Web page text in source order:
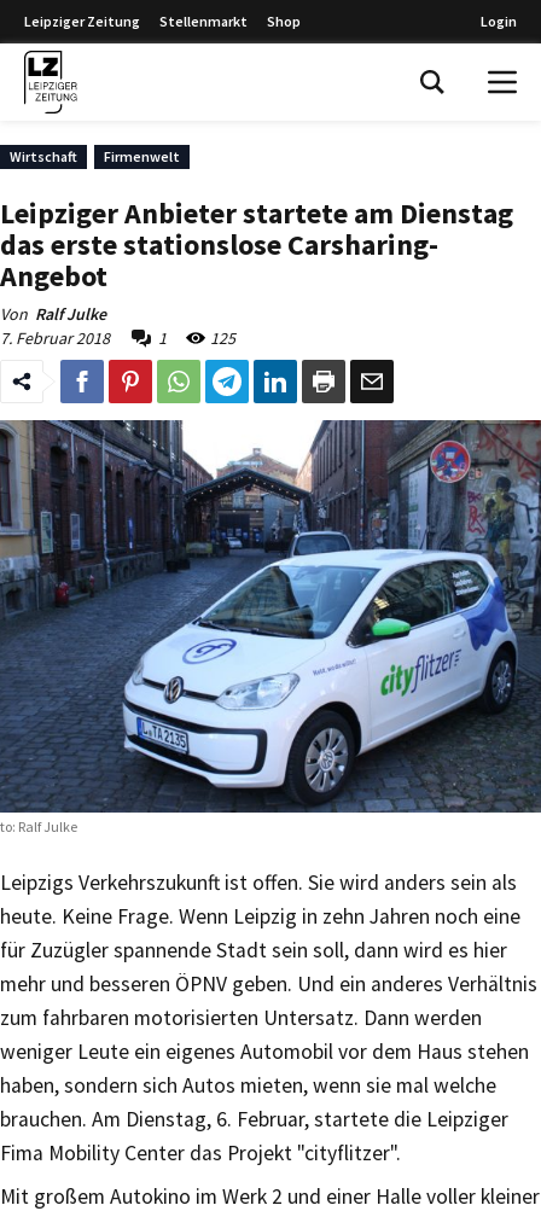
Leipziger Zeitung Stellenmarkt Shop Login
Wirtschaft Firmenwelt
Leipziger Anbieter startete am Dienstag
das erste stationslose Carsharing-
Angebot
Von Ralf Julke
7. Februar 2018
1 125
Ralf Julke
Leipzigs Verkehrszukunft ist offen. Sie wird anders sein als
heute. Keine Frage. Wenn Leipzig in zehn Jahren noch eine
für Zuzügler spannende Stadt sein soll, dann wird es hier
mehr und besseren ÖPNV geben. Und ein anderes Verhältnis
zum fahrbaren motorisierten Untersatz. Dann werden
weniger Leute ein eigenes Automobil vor dem Haus stehen
haben, sondern sich Autos mieten, wenn sie mal welche
brauchen. Am Dienstag, 6. Februar, startete die Leipziger
Fima Mobility Center das Projekt "cityflitzer".
Mit großem Autokino im Werk 2 und einer Halle voller kleiner